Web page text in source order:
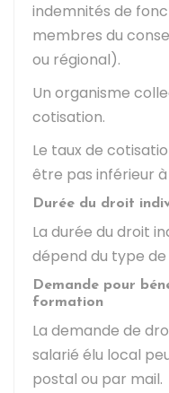
indemnités de
membres du
ou régional).
Un organisme
cotisation.
Le taux de
être pas inférieur à
Durée du droit
La durée du droit
dépend du type
Demande pour
formation
La demande de
salarié élu local
postal ou par mail.